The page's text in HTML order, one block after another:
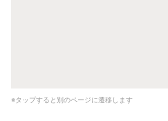
※タップすると別のページに遷移します